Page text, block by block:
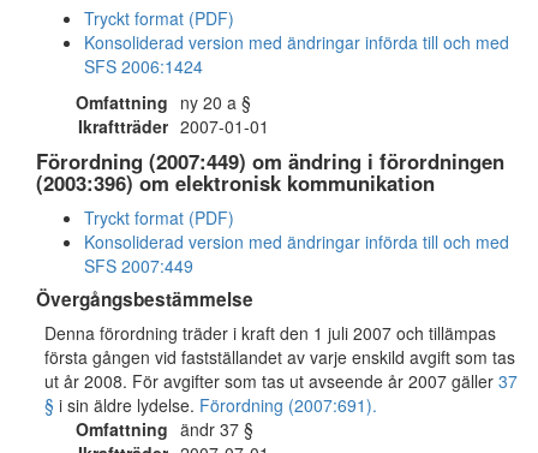
Tryckt format (PDF)
Konsoliderad version med ändringar införda till och med
SFS 2006:1424
Omfattning ny 20 a §
Ikraftträder 2007-01-01
Förordning (2007:449) om ändring i förordningen
(2003:396) om elektronisk kommunikation
Tryckt format (PDF)
Konsoliderad version med ändringar införda till och med
SFS 2007:449
Övergångsbestämmelse
Denna förordning träder i kraft den 1 juli 2007 och tillämpas
första gången vid fastställandet av varje enskild avgift som tas
ut år 2008. För avgifter som tas ut avseende år 2007 gäller 37
§ i sin äldre lydelse. Förordning (2007:691).
Omfattning ändr 37 §